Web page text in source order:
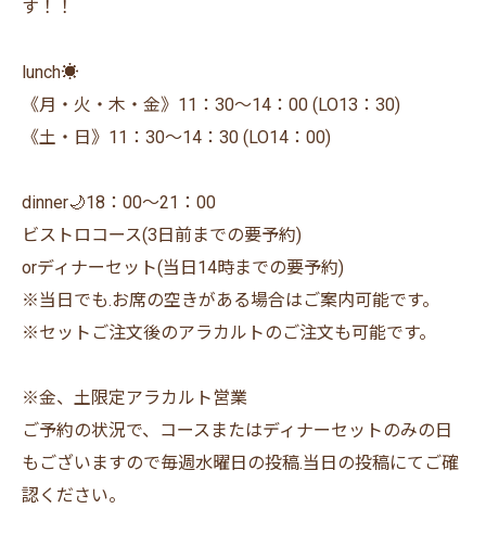
す！！
lunch☀️
《月・火・木・金》11：30〜14：00 (LO13：30)
《土・日》11：30〜14：30 (LO14：00)
dinner🌙18：00〜21：00
ビストロコース(3日前までの要予約)
orディナーセット(当日14時までの要予約)
※当日でも.お席の空きがある場合はご案内可能です。
※セットご注文後のアラカルトのご注文も可能です。
※金、土限定アラカルト営業
ご予約の状況で、コースまたはディナーセットのみの日
もございますので毎週水曜日の投稿.当日の投稿にてご確
認ください。